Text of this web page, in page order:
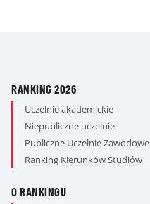
RANKING 2026
Uczelnie akademickie
Niepubliczne uczelnie
Publiczne Uczelnie Zawodowe
Ranking Kierunków Studiów
O RANKINGU